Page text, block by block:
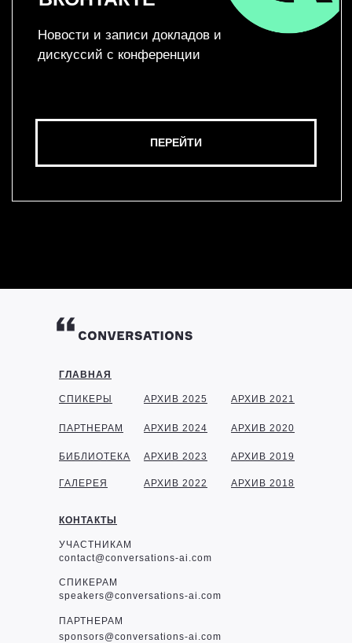
ГЛАВНАЯ
КОНТАКТЫ
СПИКЕРЫ
ПАРТНЕРАМ
БИБЛИОТЕКА
УЧАСТНИКАМ
contact@conversations-ai.com
СПИКЕРАМ
speakers@conversations-ai.com
ПАРТНЕРАМ
sponsors@conversations-ai.com
ГАЛЕРЕЯ
АРХИВ 2025
АРХИВ 2024
АРХИВ 2023
АРХИВ 2022
АРХИВ 2021
АРХИВ 2020
АРХИВ 2019
АРХИВ 2018